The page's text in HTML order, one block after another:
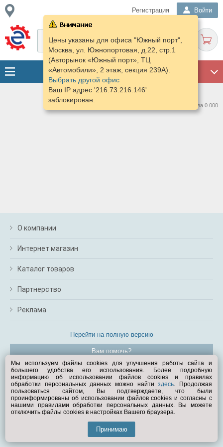
Регистрация Войти
Цены указаны для офиса "Южный порт",
Москва, ул. Южнопортовая, д.22, стр.1
(Авторынок «Южный порт», ТЦ
«Автомобили», 2 этаж, секция 239А).
Выбрать другой офис
Ваш IP адрес '216.73.216.146'
заблокирован.
Нашлось предложений: 0 за 0.000
О компании
Интернет магазин
Каталог товаров
Партнерство
Реклама
Перейти на полную версию
Вам помочь?
© Exist.ru 1998—2026
Мы используем файлы cookies для улучшения работы сайта и
большего удобства его использования. Более подробную
информацию об использовании файлов cookies и правилах
обработки персональных данных можно найтиздесь. Продолжая
пользоваться сайтом, Вы подтверждаете, что были
проинформированы об использовании файлов cookies и согласны с
нашими правилами обработки персональных данных. Вы можете
отключить файлы cookies в настройках Вашего браузера.
Принимаю